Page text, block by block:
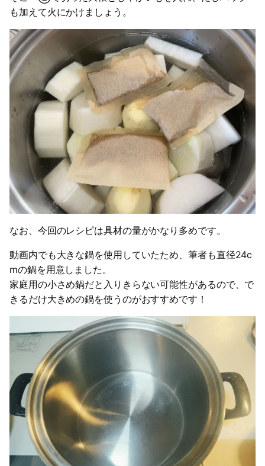
も加えて火にかけましょう。
なお、今回のレシピは具材の量がかなり多めです。
動画内でも大きな鍋を使用していたため、筆者も直径24c
mの鍋を用意しました。
家庭用の小さめ鍋だと入りきらない可能性があるので、で
きるだけ大きめの鍋を使うのがおすすめです！